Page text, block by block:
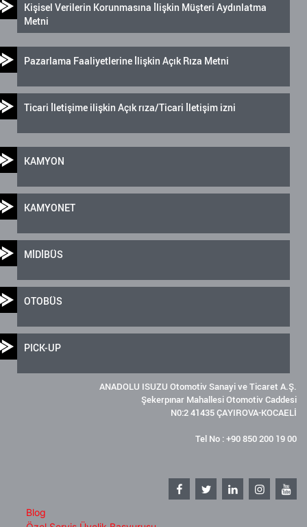
Kişisel Verilerin Korunmasına İlişkin Müşteri Aydınlatma
Metni
Pazarlama Faaliyetlerine İlişkin Açık Rıza Metni
Ticari İletişime ilişkin Açık rıza/Ticari İletişim izni
KAMYON
KAMYONET
MİDİBÜS
OTOBÜS
PICK-UP
ANADOLU ISUZU Otomotiv Sanayi ve Ticaret A.Ş.
Şekerpınar Mahallesi Otomotiv Caddesi
N0:2 41435 ÇAYIROVA-KOCAELİ
Tel No : +90 850 200 19 00
Blog